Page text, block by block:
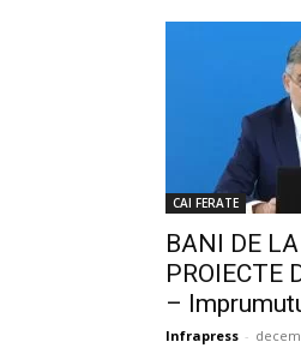
CAI FERATE
BANI DE
PROIECTE
–
Infrapress -